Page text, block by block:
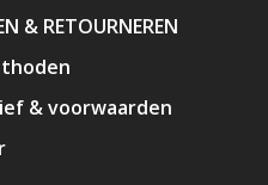
& RETOURNEREN
& voorwaarden